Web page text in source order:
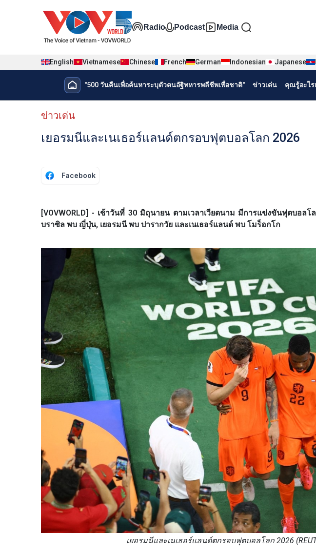
Đa phương tiện tiếng Thái
Radio Podcast Media
English Vietnamese Chinese French German Indonesian Japanese
Menu trang chủ tiếng Thái
"500 วันคืนเพื่อค้นหาระบุตัวตนอัฐิทหารพลีชีพเพื่อชาติ" ข่าวเด่น คุณรู้อะไร
Menu phụ tiếng Thái
ข่าวเด่น
เยอรมนีและเนเธอร์แลนด์ตกรอบฟุตบอลโลก 2026
Facebook
[VOVWORLD] - เช้าวันที่ 30 มิถุนายน ตามเวลาเวียดนาม มีการแข่งขันฟุตบอ
บราซิล พบ ญี่ปุ่น, เยอรมนี พบ ปารากวัย และเนเธอร์แลนด์ พบ โมร็อกโก
เยอรมนีและเนเธอร์แลนด์ตกรอบฟุตบอลโลก 2026